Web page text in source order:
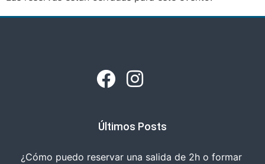
Últimos Posts
¿Cómo puedo reservar una salida de 2h o formar